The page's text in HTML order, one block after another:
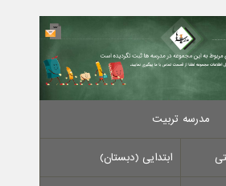
مدرسه تربیت
ابتدایی (دبستان)